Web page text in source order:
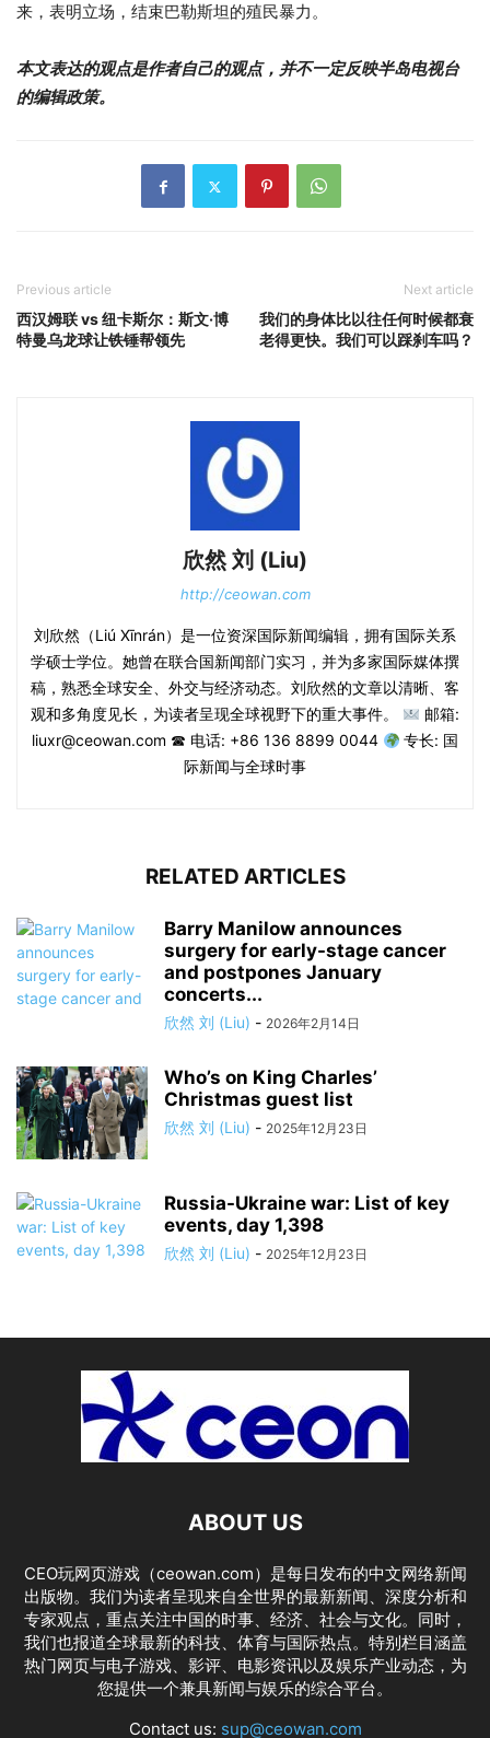
来，表明立场，结束巴勒斯坦的殖民暴力。
本文表达的观点是作者自己的观点，并不一定反映半岛电视台
的编辑政策。
Previous article
西汉姆联 vs 纽卡斯尔：斯文·博
特曼乌龙球让铁锤帮领先
Next article
我们的身体比以往任何时候都衰
老得更快。我们可以踩刹车吗？
欣然 刘 (Liu)
http://ceowan.com
刘欣然（Liú Xīnrán）是一位资深国际新闻编辑，拥有国际关系
学硕士学位。她曾在联合国新闻部门实习，并为多家国际媒体撰
稿，熟悉全球安全、外交与经济动态。刘欣然的文章以清晰、客
观和多角度见长，为读者呈现全球视野下的重大事件。
邮箱:
liuxr@ceowan.com ☎ 电话: +86 136 8899 0044
专长: 国
际新闻与全球时事
RELATED ARTICLES
Barry Manilow announces
surgery for early-stage cancer
and postpones January
concerts...
欣然 刘 (Liu) - 2026年2月14日
Who’s on King Charles’
Christmas guest list
欣然 刘 (Liu) - 2025年12月23日
Russia-Ukraine war: List of key
events, day 1,398
欣然 刘 (Liu) - 2025年12月23日
ABOUT US
CEO玩网页游戏（ceowan.com）是每日发布的中文网络新闻
出版物。我们为读者呈现来自全世界的最新新闻、深度分析和
专家观点，重点关注中国的时事、经济、社会与文化。同时，
我们也报道全球最新的科技、体育与国际热点。特别栏目涵盖
热门网页与电子游戏、影评、电影资讯以及娱乐产业动态，为
您提供一个兼具新闻与娱乐的综合平台。
Contact us: sup@ceowan.com